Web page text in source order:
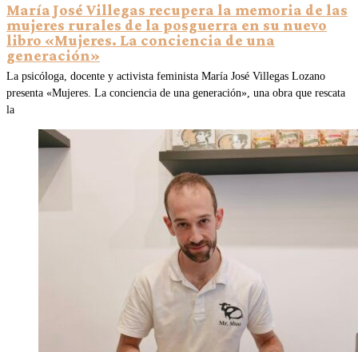
María José Villegas recupera la memoria de las
mujeres rurales de la posguerra en su nuevo
libro «Mujeres. La conciencia de una
generación»
La psicóloga, docente y activista feminista María José Villegas Lozano
presenta «Mujeres. La conciencia de una generación», una obra que rescata
la